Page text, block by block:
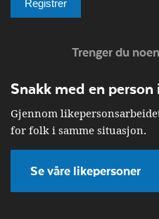
Trenger du
Snakk med en
Gjennom
for folk i samme situasjon.
Se våre likepersoner